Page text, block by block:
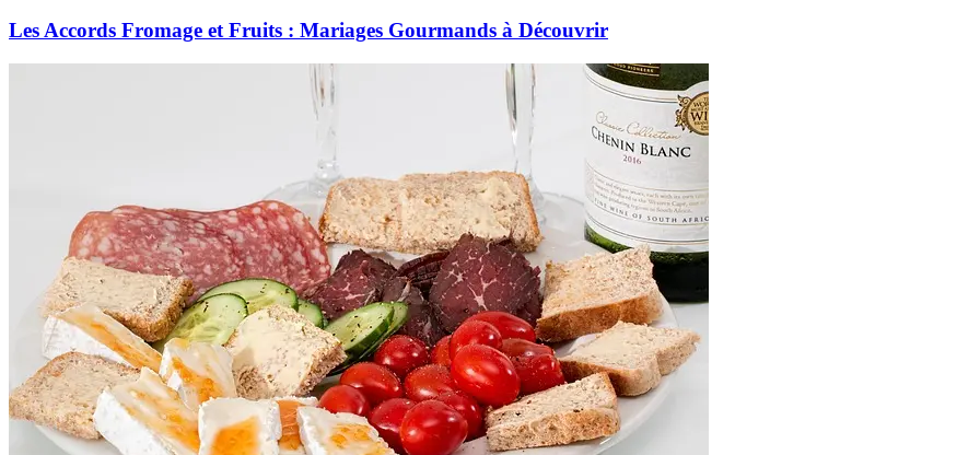
Les Accords Fromage et Fruits : Mariages Gourmands à Découvrir